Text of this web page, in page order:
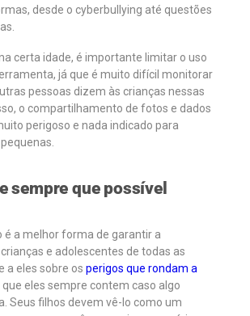
desde o cyberbullying até questões
certa idade, é importante limitar o uso
já que é muito difícil monitorar
pessoas dizem às crianças nessas
o compartilhamento de fotos e dados
perigoso e nada indicado para
sempre que possível
é a melhor forma de garantir a
e adolescentes de todas as
a eles sobre os perigos que rondam a
que eles sempre contem caso algo
Seus filhos devem vê-lo como um